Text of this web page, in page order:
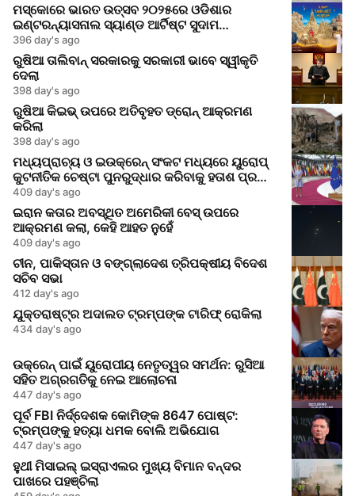
ମସ୍କୋରେ ଭାରତ ଉତ୍ସବ ୨୦୨୫ରେ ଓଡିଶାର
ଇଣ୍ଟରନ୍ୟାସନାଲ ସ୍ୟାଣ୍ଡ ଆର୍ଟିଷ୍ଟ ସୁଦାମ
ପ୍ରଧାନଙ୍କ ଦ୍ୱାରା ରେତିଶିଳ୍ପ ପ୍ରଦର୍ଶନ
396 day's ago
ରୁଷିଆ ତାଲିବାନ୍ ସରକାରକୁ ସରକାରୀ ଭାବେ ସ୍ୱୀକୃତି
ଦେଲା
398 day's ago
ରୁଷିଆ କିଇଭ୍‌ ଉପରେ ଅତିବୃହତ ଡ୍ରୋନ୍ ଆକ୍ରମଣ
କରିଲା
398 day's ago
ମଧ୍ୟପ୍ରାଚ୍ୟ ଓ ଇଉକ୍ରେନ୍ ସଂକଟ ମଧ୍ୟରେ ୟୁରୋପ୍
କୁଟନୀତିକ ଚେଷ୍ଟା ପୁନରୁଦ୍ଧାର କରିବାକୁ ହତାଶ ପ୍ରୟାସ
କରୁଛି
409 day's ago
ଇରାନ କତାର ଅବସ୍ଥିତ ଅମେରିକୀ ବେସ୍‌ ଉପରେ
ଆକ୍ରମଣ କଲା, କେହି ଆହତ ନୁହେଁ
409 day's ago
ଚୀନ, ପାକିସ୍ତାନ ଓ ବଙ୍ଗ୍ଲାଦେଶ ତ୍ରିପକ୍ଷୀୟ ବିଦେଶ
ସଚିବ ସଭା
412 day's ago
ଯୁକ୍ତରାଷ୍ଟ୍ର ଅଦାଲତ ଟ୍ରମ୍ପଙ୍କ ଟାରିଫ୍ ରୋକିଲା
434 day's ago
ଉକ୍ରେନ୍ ପାଇଁ ୟୁରୋପୀୟ ନେତୃତ୍ୱର ସମର୍ଥନ: ରୁସିଆ
ସହିତ ଅଗ୍ରଗତିକୁ ନେଇ ଆଲୋଚନା
447 day's ago
ପୂର୍ବ FBI ନିର୍ଦ୍ଦେଶକ କୋମିଙ୍କ 8647 ପୋଷ୍ଟ:
ଟ୍ରମ୍ପଙ୍କୁ ହତ୍ୟା ଧମକ ବୋଲି ଅଭିଯୋଗ
447 day's ago
ହୁଥୀ ମିସାଇଲ୍ ଇସ୍ରାଏଲର ମୁଖ୍ୟ ବିମାନ ବନ୍ଦର
ପାଖରେ ପହଞ୍ଚିଲା